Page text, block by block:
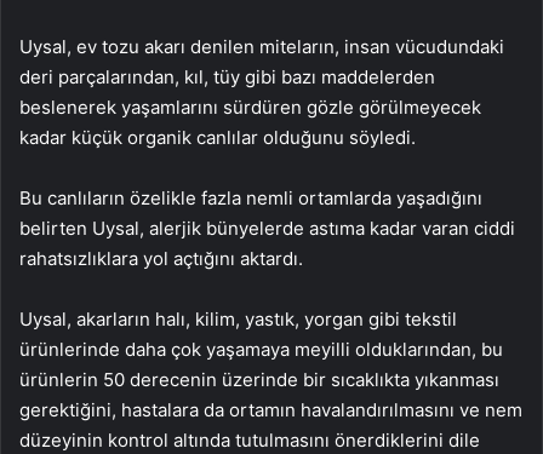
Uysal, ev tozu akarı denilen miteların, insan vücudundaki
deri parçalarından, kıl, tüy gibi bazı maddelerden
beslenerek yaşamlarını sürdüren gözle görülmeyecek
kadar küçük organik canlılar olduğunu söyledi.
Bu canlıların özelikle fazla nemli ortamlarda yaşadığını
belirten Uysal, alerjik bünyelerde astıma kadar varan ciddi
rahatsızlıklara yol açtığını aktardı.
Uysal, akarların halı, kilim, yastık, yorgan gibi tekstil
ürünlerinde daha çok yaşamaya meyilli olduklarından, bu
ürünlerin 50 derecenin üzerinde bir sıcaklıkta yıkanması
gerektiğini, hastalara da ortamın havalandırılmasını ve nem
düzeyinin kontrol altında tutulmasını önerdiklerini dile